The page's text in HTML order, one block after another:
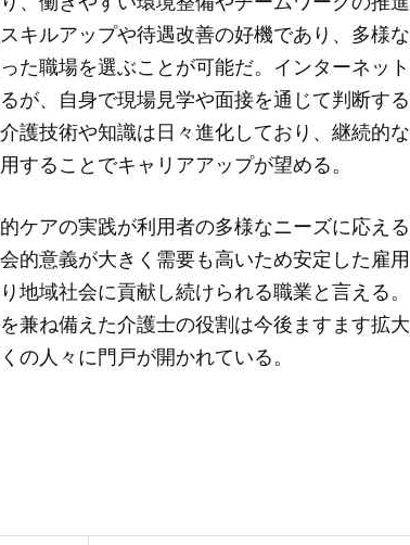
キルアップや待遇改善の好機であり、多様な
た職場を選ぶことが可能だ。インターネット
が、自身で現場見学や面接を通じて判断する
護技術や知識は日々進化しており、継続的な
することでキャリアアップが望める。
ケアの実践が利用者の多様なニーズに応える
的意義が大きく需要も高いため安定した雇用
地域社会に貢献し続けられる職業と言える。
兼ね備えた介護士の役割は今後ますます拡大
の人々に門戸が開かれている。